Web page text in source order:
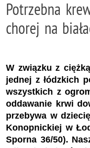
Potrzebna
chorej na
W związku z
jednej z łódzkich
wszystkich z
oddawanie krwi
przebywa w
Konopnickiej w
Sporna 36/50).